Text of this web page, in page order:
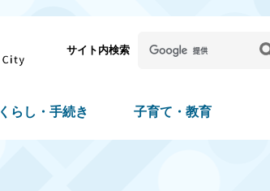
サイト内検索
くらし・手続き 子育て・教育